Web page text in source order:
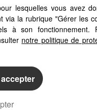
types d'écrans
lesquelles vous avez
via la rubrique "Gérer les
à son fonctionnement.
notre politique de